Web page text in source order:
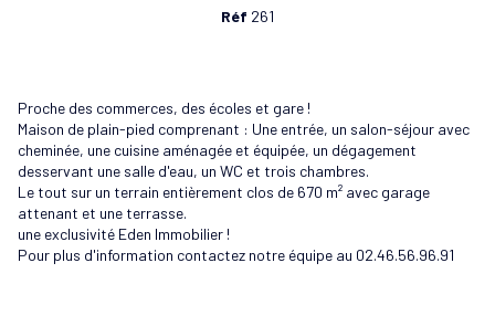
Réf 261
Proche des commerces, des écoles et gare !
Maison de plain-pied comprenant : Une entrée, un salon-séjour avec
cheminée, une cuisine aménagée et équipée, un dégagement
desservant une salle d'eau, un WC et trois chambres.
Le tout sur un terrain entièrement clos de 670 m² avec garage
attenant et une terrasse.
une exclusivité Eden Immobilier !
Pour plus d'information contactez notre équipe au 02.46.56.96.91